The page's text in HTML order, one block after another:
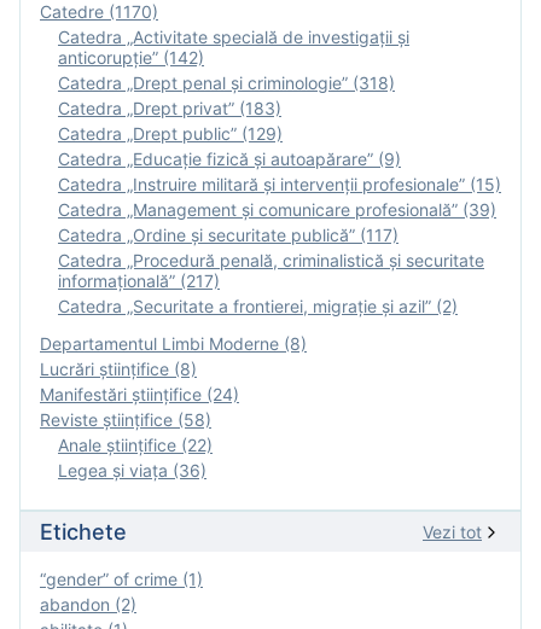
Catedre (1170)
Catedra „Activitate specială de investigaţii şi
anticorupție” (142)
Catedra „Drept penal și criminologie” (318)
Catedra „Drept privat” (183)
Catedra „Drept public” (129)
Catedra „Educație fizică şi autoapărare” (9)
Catedra „Instruire militară şi intervenţii profesionale” (15)
Catedra „Management și comunicare profesională” (39)
Catedra „Ordine și securitate publică” (117)
Catedra „Procedură penală, criminalistică și securitate
informațională” (217)
Catedra „Securitate a frontierei, migrație și azil” (2)
Departamentul Limbi Moderne (8)
Lucrări științifice (8)
Manifestări ştiinţifice (24)
Reviste ştiinţifice (58)
Anale ştiinţifice (22)
Legea şi viaţa (36)
Etichete Vezi tot
“gender” of crime (1)
abandon (2)